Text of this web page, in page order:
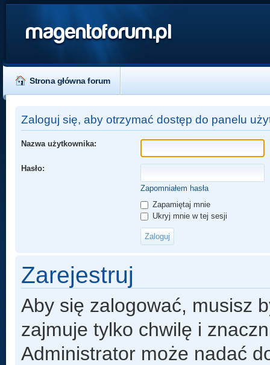
magentoforum.pl
Strona główna forum
Zaloguj się, aby otrzymać dostęp do panelu
Nazwa użytkownika:
Hasło:
Zapomniałem hasła
Zapamiętaj mnie
Ukryj mnie w tej sesji
Zarejestruj
Aby się zalogować, musisz
zajmuje tylko chwilę i
Administrator może nadać